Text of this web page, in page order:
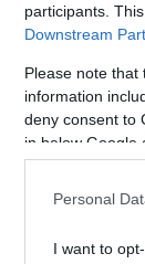
participants.
Downstream
Please note
information
deny consent to
in below Google
Personal
I want to
für